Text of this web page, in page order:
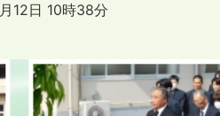
12日 10時38分